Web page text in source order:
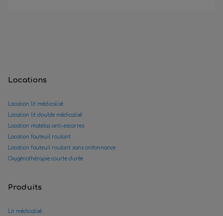
Locations
Location lit médicalisé
Location lit double médicalisé
Location matelas anti-escarres
Location fauteuil roulant
Location fauteuil roulant sans ordonnance
Oxygénothérapie courte durée
Produits
Lit médicalisé